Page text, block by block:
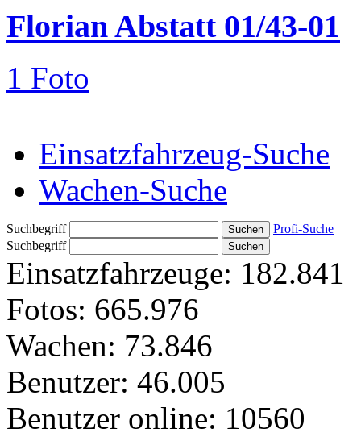
Florian Abstatt 01/43-01
1 Foto
Einsatzfahrzeug-Suche
Wachen-Suche
Suchbegriff
Profi-Suche
Suchbegriff
Einsatzfahrzeuge: 182.841
Fotos: 665.976
Wachen: 73.846
Benutzer: 46.005
Benutzer online: 10560